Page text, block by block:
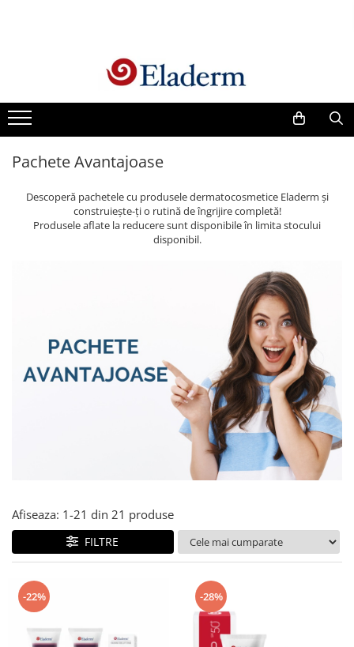
Vezi toate produsele
Creme cu protectie solara
Produse Antirid
Produse Hidratante
Antirozacee
Produse Anti sebum
Lotiuni tonice
Produse pentru curatare
Produse pentru pete pigmentare
Pachete Avantajoase
Descoperă pachetele cu produsele dermatocosmetice Eladerm și
construiește-ți o rutină de îngrijire completă!
Produsele aflate la reducere sunt disponibile în limita stocului
disponibil.
Afiseaza: 1-21 din 21 produse
FILTRE
-22% -28%